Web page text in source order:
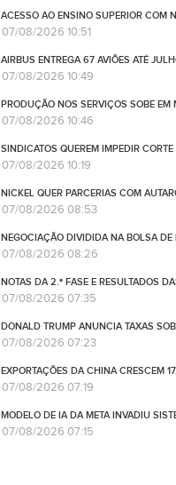
ACESSO AO ENSINO SUPERIOR COM
07/08/2026 10:51
AIRBUS ENTREGA 67 AVIÕES ATÉ
07/08/2026 10:49
PRODUÇÃO NOS SERVIÇOS SOBE EM
07/08/2026 10:46
SINDICATOS QUEREM IMPEDIR
07/08/2026 10:19
NICKEL QUER PARCERIAS COM
07/08/2026 08:53
NEGOCIAÇÃO DIVIDIDA NA BOLSA DE
07/08/2026 08:26
NOTAS DA 2.ª FASE E RESULTADOS
07/08/2026 07:35
DONALD TRUMP ANUNCIA TAXAS
07/08/2026 07:23
EXPORTAÇÕES DA CHINA CRESCEM
07/08/2026 07:19
MODELO DE IA DA META INVADIU
07/08/2026 07:15